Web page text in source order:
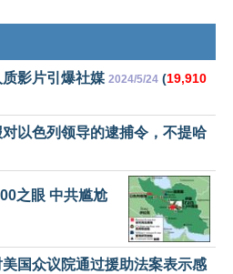
影片引爆社媒 2024/5/24 (19,910
以色列领导的逮捕令，不提哈
之眼 中共尴尬
国众议院通过援助法案表示感